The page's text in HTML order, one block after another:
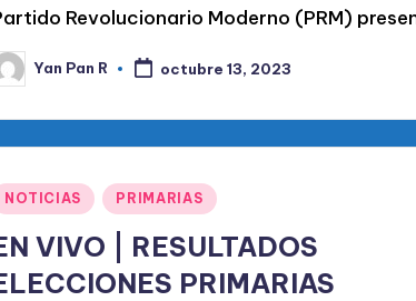
Revolucionario Moderno (PRM)
Yan Pan R octubre 13, 2023
NOTICIAS PRIMARIAS
VIVO | RESULTADOS
PRIMARIAS